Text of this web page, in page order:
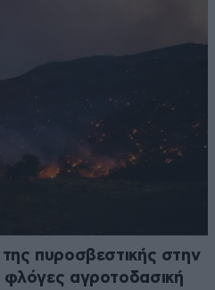
της πυροσβεστικής στην
φλόγες αγροτοδασική